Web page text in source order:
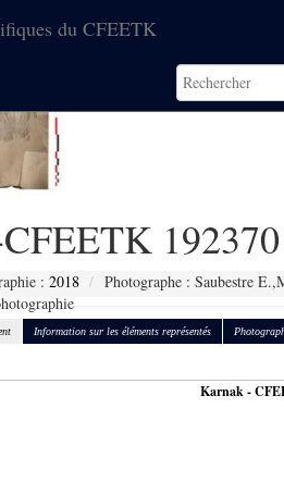
du CFEETK
192370
: 2018
Photographe : Saubestre
Information sur les éléments représentés